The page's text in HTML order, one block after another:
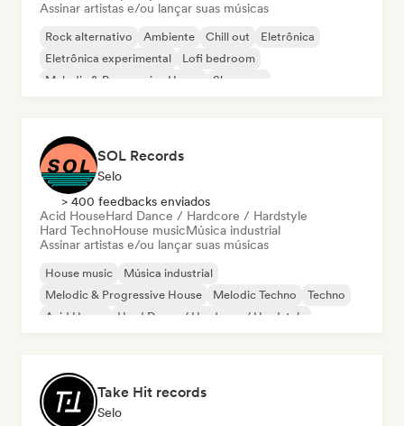
Assinar artistas e/ou lançar suas músicas
Rock alternativo Ambiente Chill out
Eletrônica
Eletrônica experimental
Lofi bedroom
Melodic & Progressive House
Shoegaze
SOL Records
Selo
> 400 feedbacks enviados
Acid HouseHard Dance / Hardcore / Hardstyle
Hard TechnoHouse musicMúsica industrial
Assinar artistas e/ou lançar suas músicas
House music
Música industrial
Melodic & Progressive House
Melodic Techno
Techno
Acid House
Hard Dance / Hardcore / Hardstyle
Take Hit records
Selo